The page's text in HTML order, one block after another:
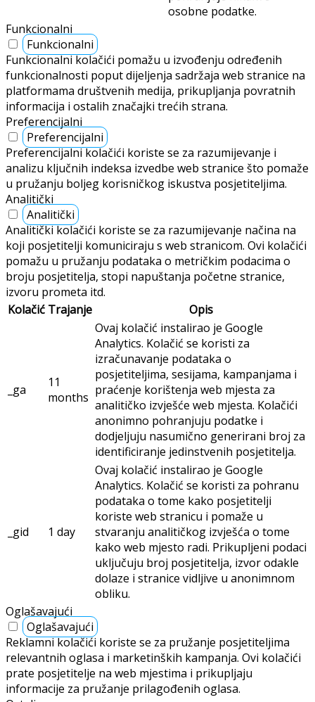
osobne podatke.
Funkcionalni
Funkcionalni
Funkcionalni kolačići pomažu u izvođenju određenih
funkcionalnosti poput dijeljenja sadržaja web stranice na
platformama društvenih medija, prikupljanja povratnih
informacija i ostalih značajki trećih strana.
Preferencijalni
Preferencijalni
Preferencijalni kolačići koriste se za razumijevanje i
analizu ključnih indeksa izvedbe web stranice što pomaže
u pružanju boljeg korisničkog iskustva posjetiteljima.
Analitički
Analitički
Analitički kolačići koriste se za razumijevanje načina na
koji posjetitelji komuniciraju s web stranicom. Ovi kolačići
pomažu u pružanju podataka o metričkim podacima o
broju posjetitelja, stopi napuštanja početne stranice,
izvoru prometa itd.
Kolačić Trajanje Opis
_ga
11
months
Ovaj kolačić instalirao je Google
Analytics. Kolačić se koristi za
izračunavanje podataka o
posjetiteljima, sesijama, kampanjama i
praćenje korištenja web mjesta za
analitičko izvješće web mjesta. Kolačići
anonimno pohranjuju podatke i
dodjeljuju nasumično generirani broj za
identificiranje jedinstvenih posjetitelja.
_gid 1 day
Ovaj kolačić instalirao je Google
Analytics. Kolačić se koristi za pohranu
podataka o tome kako posjetitelji
koriste web stranicu i pomaže u
stvaranju analitičkog izvješća o tome
kako web mjesto radi. Prikupljeni podaci
uključuju broj posjetitelja, izvor odakle
dolaze i stranice vidljive u anonimnom
obliku.
Oglašavajući
Oglašavajući
Reklamni kolačići koriste se za pružanje posjetiteljima
relevantnih oglasa i marketinških kampanja. Ovi kolačići
prate posjetitelje na web mjestima i prikupljaju
informacije za pružanje prilagođenih oglasa.